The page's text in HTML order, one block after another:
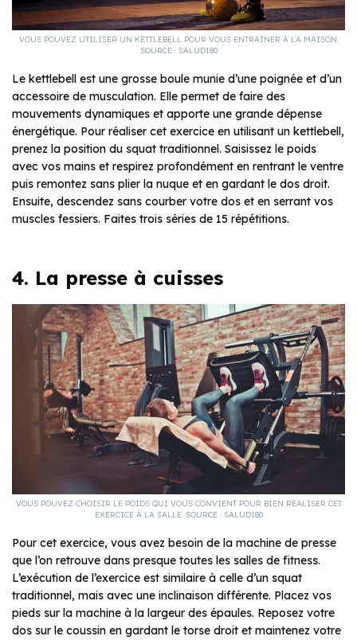
VOUS POUVEZ UTILISER UN KETTLEBELL POUR VOUS ENTRAÎNER À LA MAISON.
SOURCE : SALUD180
Le kettlebell est une grosse boule munie d’une poignée et d’un
accessoire de musculation. Elle permet de faire des
mouvements dynamiques et apporte une grande dépense
énergétique. Pour réaliser cet exercice en utilisant un kettlebell,
prenez la position du squat traditionnel. Saisissez le poids
avec vos mains et respirez profondément en rentrant le ventre
puis remontez sans plier la nuque et en gardant le dos droit.
Ensuite, descendez sans courber votre dos et en serrant vos
muscles fessiers. Faites trois séries de 15 répétitions.
4. La presse à cuisses
VOUS POUVEZ CHOISIR LE POIDS QUI VOUS CONVIENT POUR BIEN RÉALISER CET
EXERCICE À LA SALLE. SOURCE : SALUD180
Pour cet exercice, vous avez besoin de la machine de presse
que l’on retrouve dans presque toutes les salles de fitness.
L’exécution de l’exercice est similaire à celle d’un squat
traditionnel, mais avec une inclinaison différente. Placez vos
pieds sur la machine à la largeur des épaules. Reposez votre
dos sur le coussin en gardant le torse droit et maintenez votre